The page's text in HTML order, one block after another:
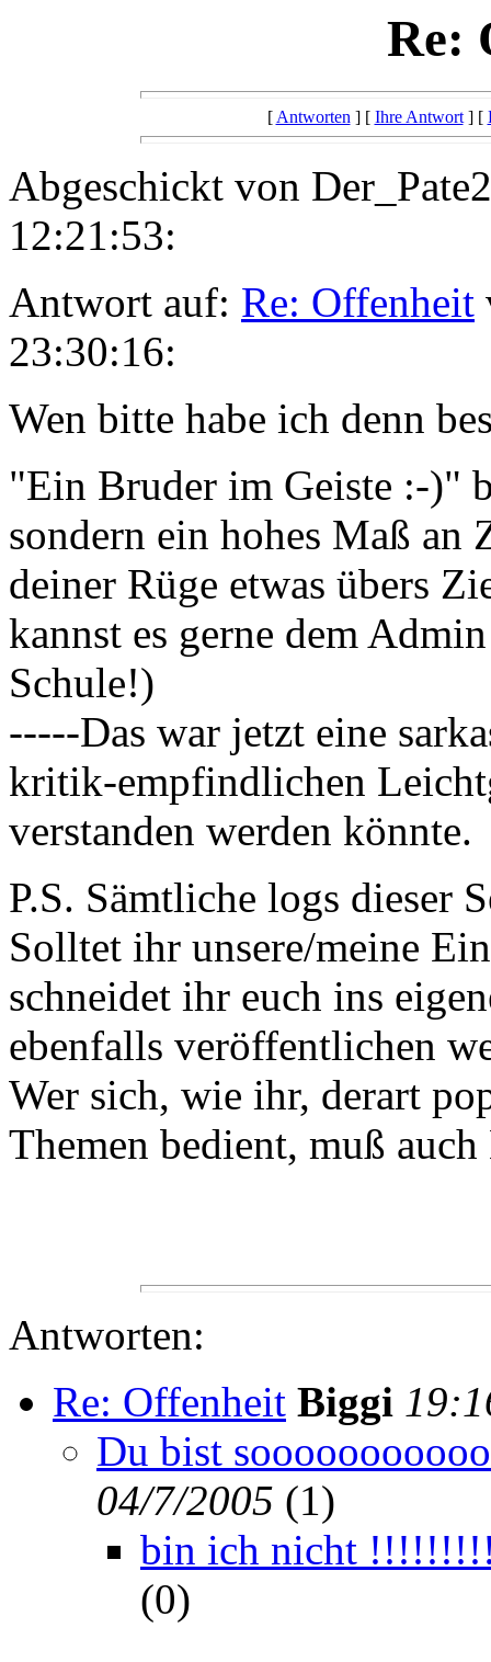
Re:
[Antworten] [ Ihre Antwort] [
Abgeschickt von
12:21:53:
Antwort auf: Re: Offenheit
23:30:16:
Wen bitte habe ich denn
"Ein Bruder im Geiste :-)"
sondern ein hohes Maß
deiner Rüge etwas übers
kannst es gerne dem
Schule!)
-----Das war jetzt eine
kritik-empfindlichen
verstanden werden könnte.
P.S. Sämtliche logs dieser
Solltet ihr unsere/meine
schneidet ihr euch ins
ebenfalls veröffentlichen
Wer sich, wie ihr, derart
Themen bedient, muß
Antworten:
Re: Offenheit Biggi
Du bist
04/7/2005 (1)
bin ich nicht
(0)